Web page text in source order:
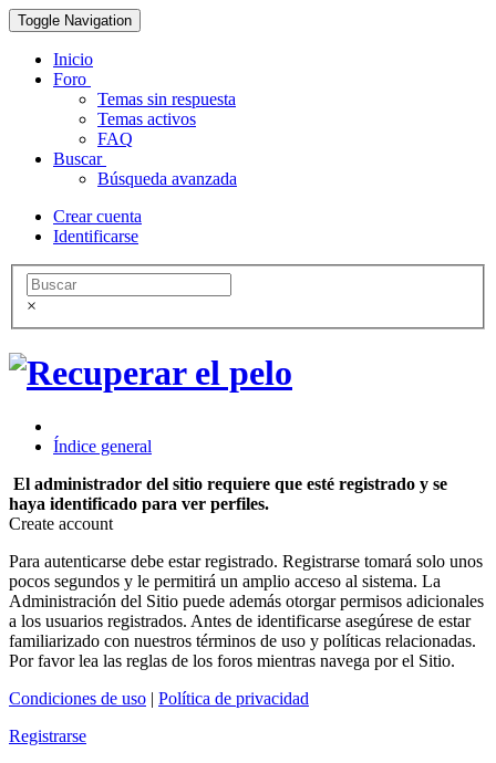
Toggle Navigation
Inicio
Foro
Temas sin respuesta
Temas activos
FAQ
Buscar
Búsqueda avanzada
Crear cuenta
Identificarse
×
Índice general
El administrador del sitio requiere que esté registrado y se
haya identificado para ver perfiles.
Create account
Para autenticarse debe estar registrado. Registrarse tomará solo unos
pocos segundos y le permitirá un amplio acceso al sistema. La
Administración del Sitio puede además otorgar permisos adicionales
a los usuarios registrados. Antes de identificarse asegúrese de estar
familiarizado con nuestros términos de uso y políticas relacionadas.
Por favor lea las reglas de los foros mientras navega por el Sitio.
Condiciones de uso
Política de privacidad
Registrarse